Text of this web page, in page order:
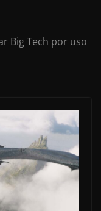
Big Tech por uso